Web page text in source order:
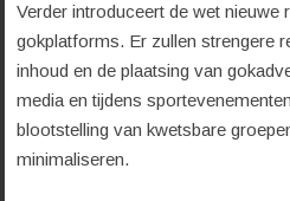
Verder introduceert de wet nieuwe
gokplatforms. Er zullen strengere
inhoud en de plaatsing van
media en tijdens
blootstelling van kwetsbare
minimaliseren.